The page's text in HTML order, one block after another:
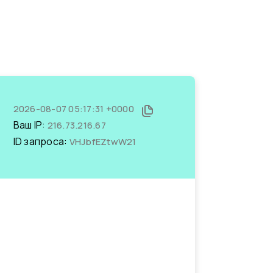
2026-08-07 05:17:31 +0000
Ваш IP: 216.73.216.67
ID запроса: VHJbfEZtwW21